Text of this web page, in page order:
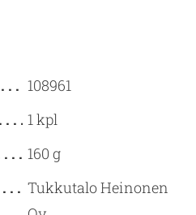
108961
1 kpl
160 g
Tukkutalo Heinonen